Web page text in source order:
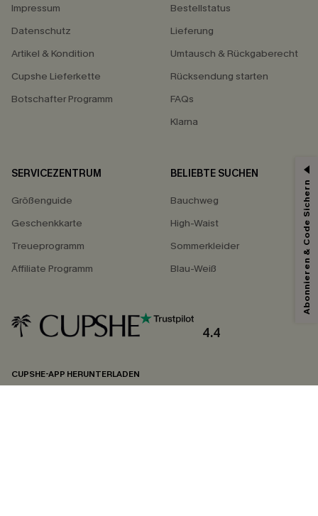
Impressum
Datenschutz
Artikel & Kondition
Cupshe Lieferkette
Botschafter Programm
Bestellstatus
Lieferung
Umtausch & Rückgaberecht
Rücksendung starten
FAQs
Klarna
SERVICEZENTRUM
Größenguide
Geschenkkarte
Treueprogramm
Affiliate Programm
BELIEBTE SUCHEN
Bauchweg
High-Waist
Sommerkleider
Blau-Weiß
4.4
CUPSHE-APP HERUNTERLADEN
Abonnieren & Code Sichern